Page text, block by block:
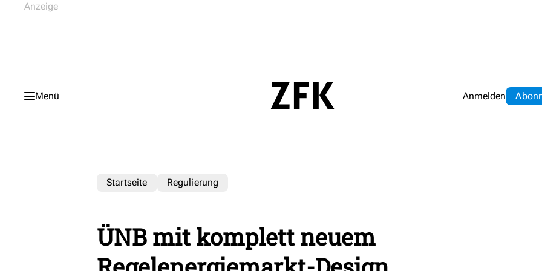
Menü Anmelden Abo
Startseite Regulierung
ÜNB mit komplett neuem